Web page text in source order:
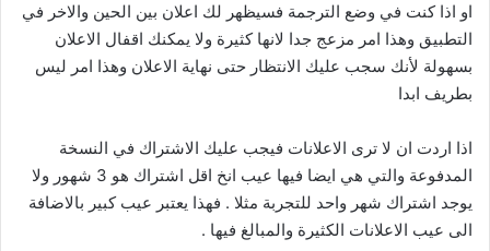
او اذا كنت في وضع الترجمة فسيظهر لك اعلان بين الحين والاخر في
التطبيق وهذا امر مزعج جدا لانها كثيرة ولا يمكنك اقفال الاعلان
بسهولة لأنك سجب عليك الانتظار حتى نهاية الاعلان وهذا امر ليس
بطريف ابدا
اذا اردت ان لا ترى الاعلانات فيجب عليك الاشتراك في النسخة
المدفوعة والتي هي ايضا فيها عيب انخ اقل اشتراك هو 3 شهور ولا
يوجد اشتراك شهر واحد للتجربة مثلا . فهذا يعتبر عيب كبير بالاضافة
الى عيب الاعلانات الكثيرة والمبالغ فيها .